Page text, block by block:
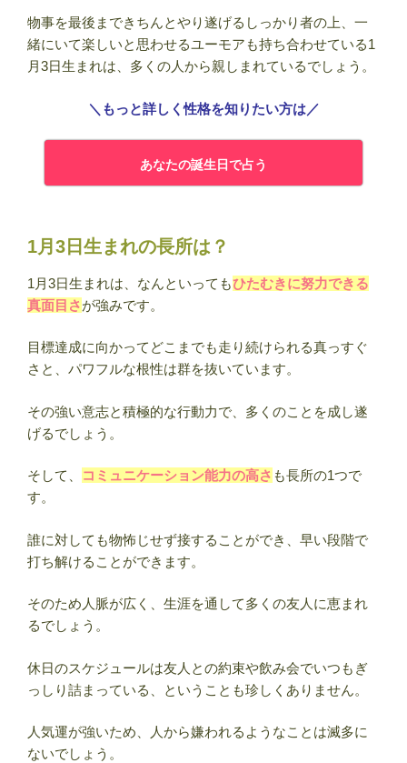
物事を最後まできちんとやり遂げるしっかり者の上、一
緒にいて楽しいと思わせるユーモアも持ち合わせている1
月3日生まれは、多くの人から親しまれているでしょう。
＼もっと詳しく性格を知りたい方は／
あなたの誕生日で占う
1月3日生まれの長所は？
1月3日生まれは、なんといってもひたむきに努力できる
真面目さが強みです。
目標達成に向かってどこまでも走り続けられる真っすぐ
さと、パワフルな根性は群を抜いています。
その強い意志と積極的な行動力で、多くのことを成し遂
げるでしょう。
そして、 コミュニケーション能力の高さ も長所の1つで
す。
誰に対しても物怖じせず接することができ、早い段階で
打ち解けることができます。
そのため人脈が広く、生涯を通して多くの友人に恵まれ
るでしょう。
休日のスケジュールは友人との約束や飲み会でいつもぎ
っしり詰まっている、ということも珍しくありません。
人気運が強いため、人から嫌われるようなことは滅多に
ないでしょう。